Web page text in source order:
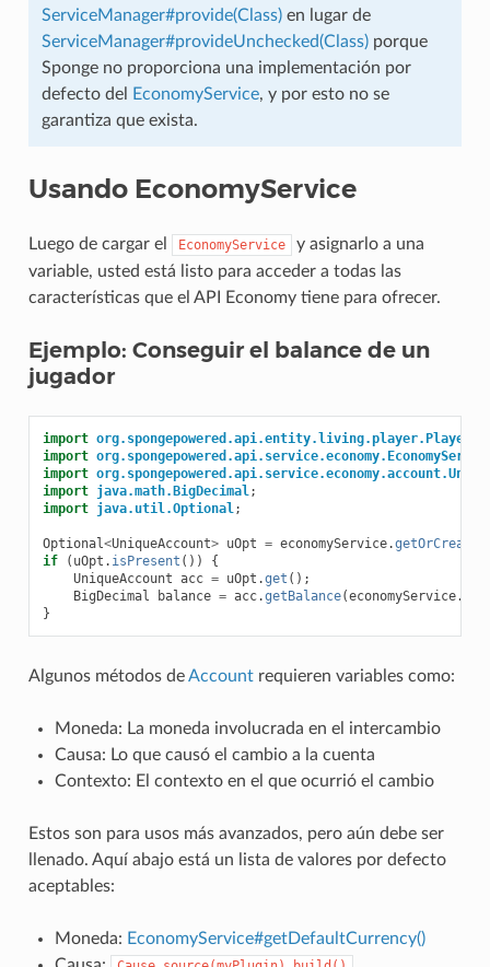
ServiceManager#provide(Class)en lugar de
ServiceManager#provideUnchecked(Class)porque
Sponge no proporciona una implementación por
defecto del
EconomyService, y por esto no se
garantiza que exista.
Usando EconomyService
Luego de cargar el EconomyService
y asignarlo a una
variable, usted está listo para acceder a todas las
características que el API Economy tiene para ofrecer.
Ejemplo: Conseguir el balance de un
jugador
import org.spongepowered.api.entity.living.player.Player
import
import
import java.math.BigDecimal;
import java.util.Optional;
Optional<UniqueAccount> uOpt = economyService.
if
( uOpt . isPresent ())
{
UniqueAccount acc = uOpt .get ();
BigDecimal
balance = acc.getBalance(economyService.
}
Algunos métodos deAccountrequieren variables como:
Moneda: La moneda involucrada en el intercambio
Causa: Lo que causó el cambio a la cuenta
Contexto: El contexto en el que ocurrió el cambio
Estos son para usos más avanzados, pero aún debe ser
llenado. Aquí abajo está un lista de valores por defecto
aceptables:
Moneda: EconomyService#getDefaultCurrency()